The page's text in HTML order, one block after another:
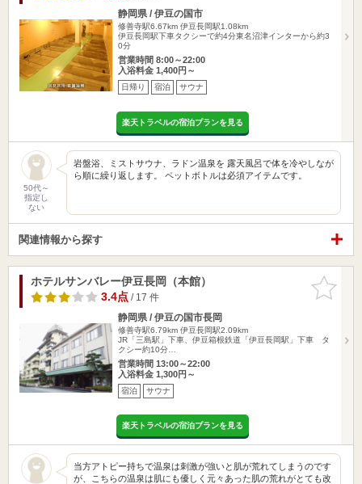
静岡県 / 伊豆の国市
修善寺駅6.67km 伊豆長岡駅1.08km
伊豆長岡駅下車タクシーで約4分東名沼津インターから約3
0分
営業時間 8:00～22:00
入浴料金 1,400円～
日帰り 宿泊 サウナ
楽天トラベルの宿泊プランを見る
50代～
指定し
ない
岩盤浴、ミストサウナ、ラドン温泉を 露天風呂で体を冷やしなが
ら順に繰り返します。 ペットボトルは必須アイテムです。
関連情報から探す
お気に入
りに追加
ホテルサンバレー伊豆長岡（本館）
3.4点/ 17 件
静岡県 / 伊豆の国市長岡
修善寺駅6.79km 伊豆長岡駅2.09km
JR「三島駅」下車、伊豆箱根鉄道「伊豆長岡駅」下車 タ
クシー約10分…
営業時間 13:00～22:00
入浴料金 1,300円～
宿泊 サウナ
楽天トラベルの宿泊プランを見る
当方アトピー持ちで温泉は刺激が強いと肌が荒れてしまうのです
が、こちらの温泉は肌にも優しく元々あった肌の荒れがとても改